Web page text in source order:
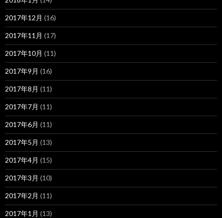
2017年12月 (16)
2017年11月 (17)
2017年10月 (11)
2017年9月 (16)
2017年8月 (11)
2017年7月 (11)
2017年6月 (11)
2017年5月 (13)
2017年4月 (15)
2017年3月 (10)
2017年2月 (11)
2017年1月 (13)